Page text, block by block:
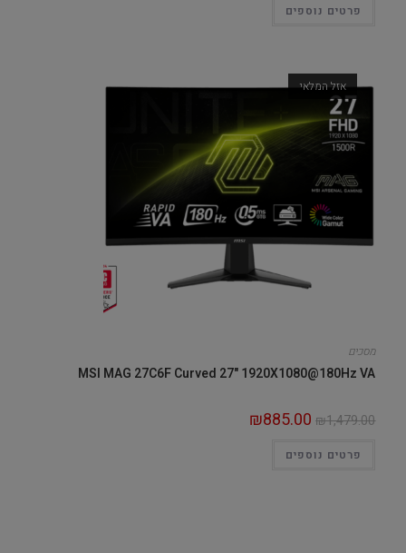
פרטים נוספים
אזל המלאי
מסכים
MSI MAG 27C6F Curved 27" 1920X1080@180Hz VA
₪1,479.00
₪885.00
פרטים נוספים